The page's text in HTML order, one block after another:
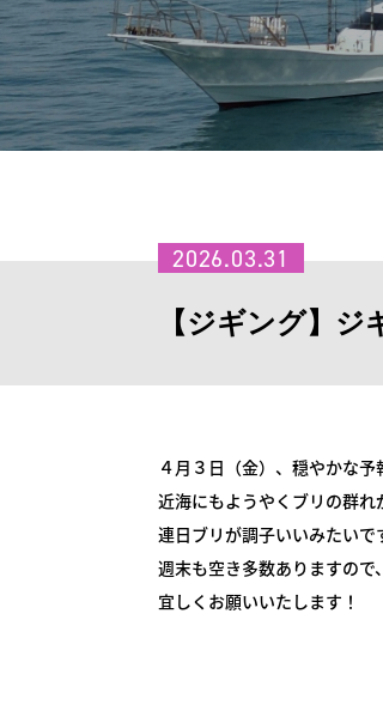
【ジギング】ジ
2026.03.31
４月３日（金）、穏やかな予
近海にもようやくブリの群れ
連日ブリが調子いいみたい
週末も空き多数ありますので
宜しくお願いいたします！